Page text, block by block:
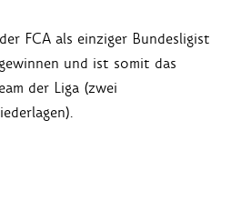
FCA als einziger Bundesligist
und ist somit das
der Liga (zwei